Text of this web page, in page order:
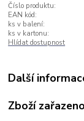
Číslo produktu:
EAN kód:
ks v balení:
ks v kartonu:
Hlídat dostupnost
Další
Zboží